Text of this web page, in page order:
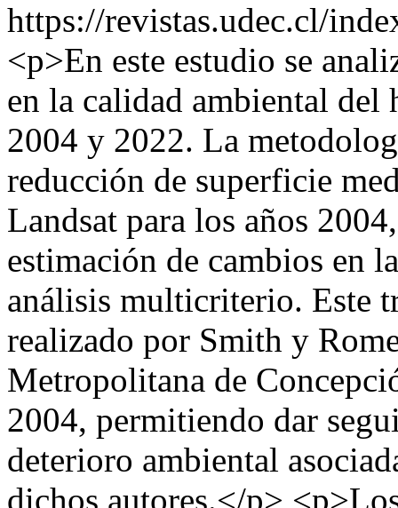
https://revistas.udec.cl/
<p>En este estudio se
en la calidad ambiental del
2004 y 2022. La
reducción de superficie
Landsat para los años
estimación de cambios en
análisis multicriterio. Este
realizado por Smith y
Metropolitana de
2004, permitiendo dar
deterioro ambiental
dichos autores.</p>